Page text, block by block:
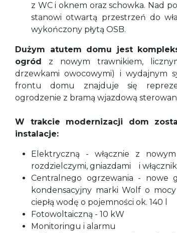
z WC i oknem oraz schowka. Nad
stanowi otwartą przestrzeń do
wykończony płytą OSB.
Dużym atutem domu jest
ogród
z nowym trawnikiem,
drzewkami owocowymi) i wydajnym
frontu domu znajduje się
ogrodzenie z bramą wjazdową
W trakcie modernizacji dom
instalacje:
Elektryczną - włącznie z
rozdzielczymi, gniazdami
i
Centralnego ogrzewania - nowe
kondensacyjny marki Wolf o
ciepłą wodę o pojemności ok. 140 l
Fotowoltaiczną - 10 kW
Monitoringu i alarmu